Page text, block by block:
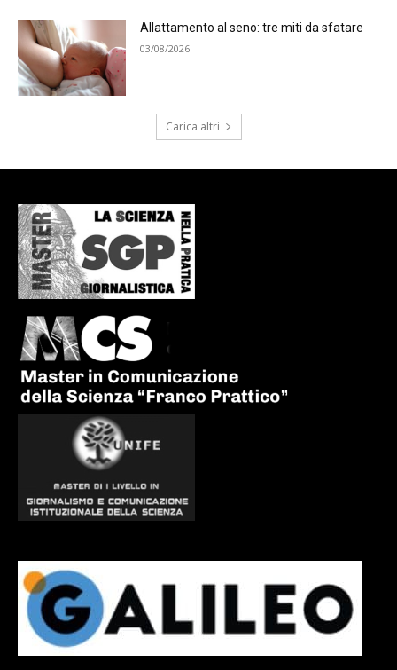
Allattamento al seno: tre miti da sfatare
03/08/2026
Carica altri